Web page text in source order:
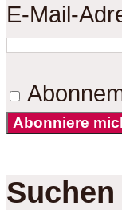
E-Mail-
Abonniere
Suchen